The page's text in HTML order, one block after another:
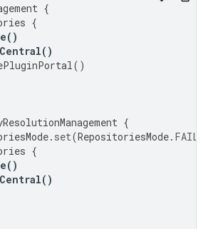
{
{
()
()
()
{
. set(RepositoriesMode.
{
()
()